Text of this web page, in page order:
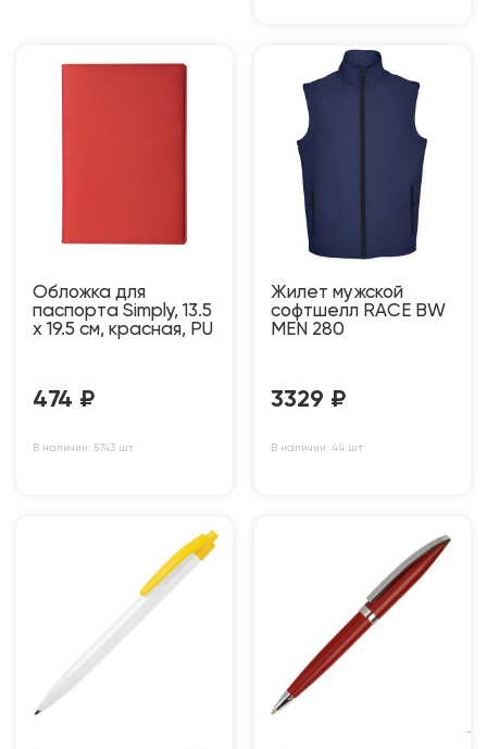
Обложка для
паспорта Simply, 13.5
х 19.5 см, красная, PU
474 ₽
В наличии: 5743 шт
Жилет мужской
софтшелл RACE BW
MEN 280
3329 ₽
В наличии: 44 шт